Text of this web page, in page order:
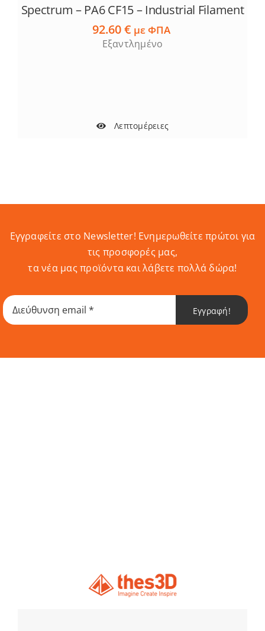
Spectrum – PA6 CF15 – Industrial Filament
92.60€ με ΦΠΑ
Εξαντλημένο
Λεπτομέρειες
Εγγραφείτε στο Newsletter! Eνημερωθείτε πρώτοι για
τις προσφορές μας,
τα νέα μας προϊόντα και λάβετε πολλά δώρα!
Εγγραφή!